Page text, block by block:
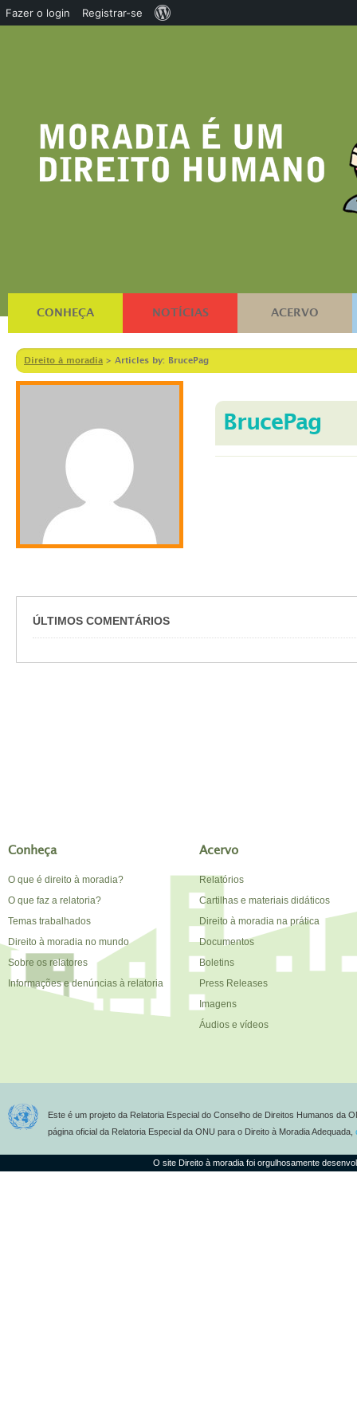
CONHEÇA NOTÍCIAS ACERVO
Direito à moradia > Articles by: BrucePag
BrucePag
ÚLTIMOS COMENTÁRIOS
Conheça
O que é direito à moradia?
O que faz a relatoria?
Temas trabalhados
Direito à moradia no mundo
Sobre os relatores
Informações e denúncias à relatoria
Acervo
Relatórios
Cartilhas e materiais didáticos
Direito à moradia na prática
Documentos
Boletins
Press Releases
Imagens
Áudios e vídeos
Este é um projeto da Relatoria Especial do Conselho de Direitos Humanos da
página oficial da Relatoria Especial da ONU para o Direito à Moradia Adequada,
O site Direito à moradia foi orgulhosamente
Fazer o login Registrar-se